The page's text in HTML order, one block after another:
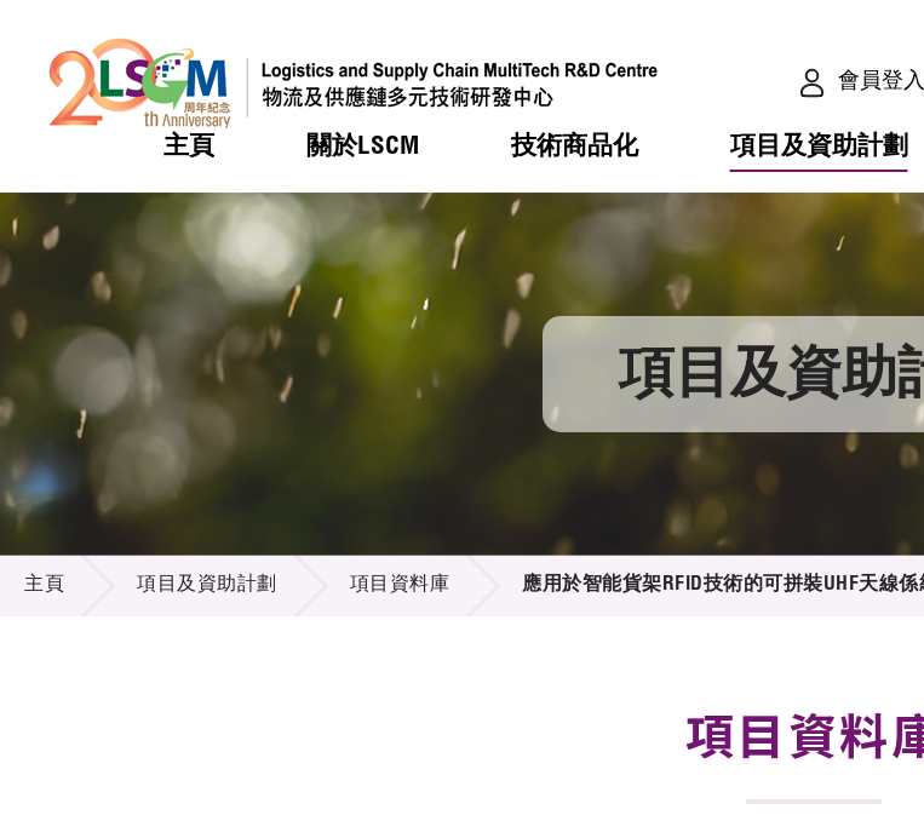
會員登入
主頁 關於LSCM
熱門
LSCM 動向
機構簡介
服務範疇
組織架構
供應商登記
技術商品化
熱門
LSCM 動向
服務
應用於公共服務之創新技術
項目及資助計劃
熱門
LSCM 動向
合作計劃
資助計劃
項目資料庫
熱門
LSCM 動向
活動
業界活動
獎項
多媒體
出版刊物
熱門
LSCM 動向
會籍及服務
會員列表
項目及資助
項目及資助計劃
主頁 項目及資助計劃 項目資料庫 應用於智能貨架RFID技術的可拼裝UHF天線
項目資料